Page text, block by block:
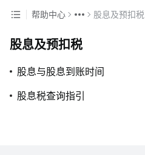
帮助中心 股息及预扣税
股息及预扣税
股息与股息到账时间
股息税查询指引